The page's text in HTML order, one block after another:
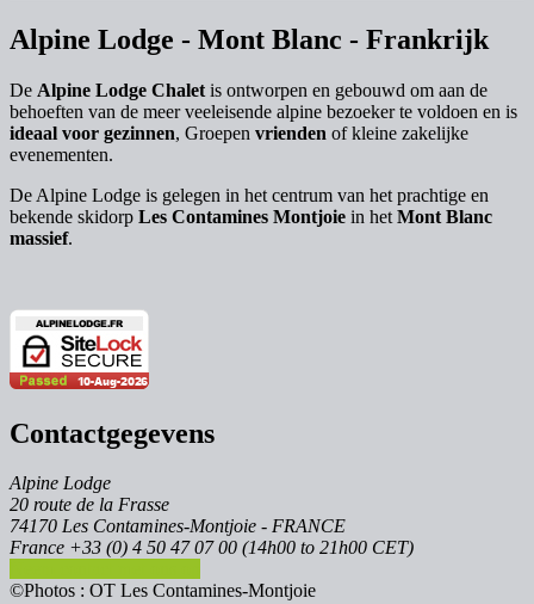
Alpine Lodge - Mont Blanc - Frankrijk
De Alpine Lodge Chalet is ontworpen en gebouwd om aan de
behoeften van de meer veeleisende alpine bezoeker te voldoen en is
ideaal voor gezinnen, Groepen vrienden of kleine zakelijke
evenementen.
De Alpine Lodge is gelegen in het centrum van het prachtige en
bekende skidorp Les Contamines Montjoie in het Mont Blanc
massief.
Contactgegevens
Alpine Lodge
20 route de la Frasse
74170 Les Contamines-Montjoie - FRANCE
France +33 (0) 4 50 47 07 00 (14h00 to 21h00 CET)
©Photos : OT Les Contamines-Montjoie